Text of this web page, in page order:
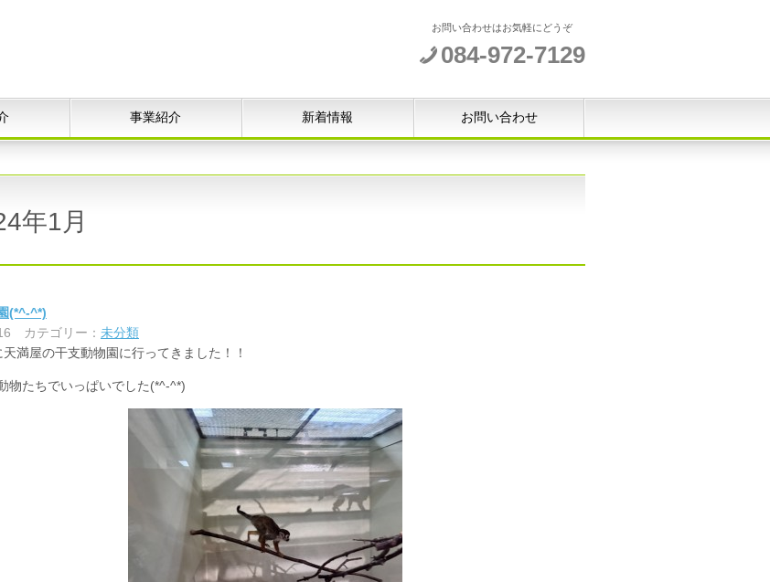
お問い合わせはお気軽にどうぞ
084-972-7129
事業紹介 新着情報 お問い合わせ
年1月
(*^-^*)
カテゴリー： 未分類
天満屋の干支動物園に行ってきました！！
物たちでいっぱいでした(*^-^*)